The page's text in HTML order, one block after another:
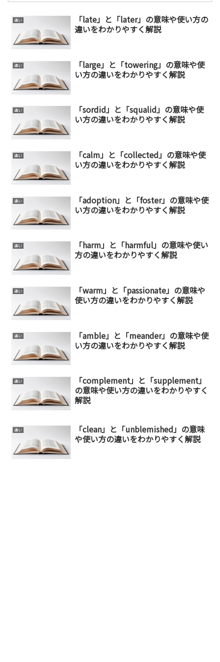
違い
「late」と「later」の意味や使い方の
違いをわかりやすく解説
違い
「large」と「towering」の意味や使
い方の違いをわかりやすく解説
違い
「sordid」と「squalid」の意味や使
い方の違いをわかりやすく解説
違い
「calm」と「collected」の意味や使
い方の違いをわかりやすく解説
違い
「adoption」と「foster」の意味や使
い方の違いをわかりやすく解説
違い
「harm」と「harmful」の意味や使い
方の違いをわかりやすく解説
違い
「warm」と「passionate」の意味や
使い方の違いをわかりやすく解説
違い
「amble」と「meander」の意味や使
い方の違いをわかりやすく解説
違い
「complement」と「supplement」
の意味や使い方の違いをわかりやすく
解説
違い
「clean」と「unblemished」の意味
や使い方の違いをわかりやすく解説